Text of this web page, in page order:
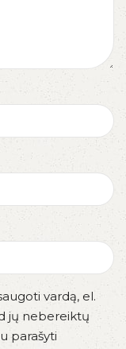
vardą, el.
jų nebereiktų
parašyti